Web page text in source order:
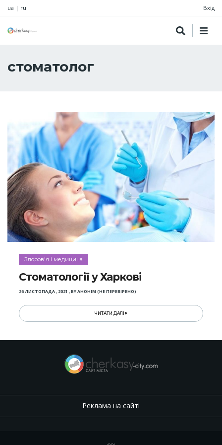
ua | ru Вхід
стоматолог
Здоров'я і медицина
Стоматології у Харкові
26 ЛИСТОПАДА , 2021 ,BYАНОНІМ (НЕ ПЕРЕВІРЕНО)
ЧИТАТИ ДАЛІ
Реклама на сайті
.,.,.